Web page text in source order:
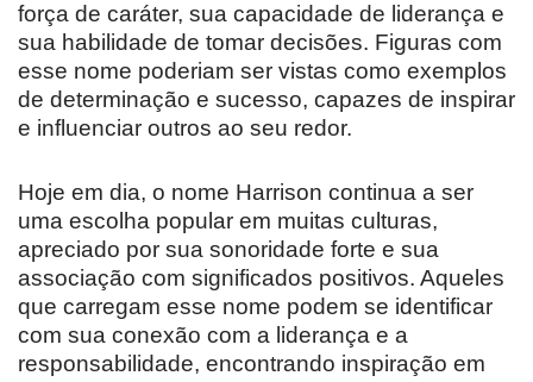
força de caráter, sua capacidade de liderança e
sua habilidade de tomar decisões. Figuras com
esse nome poderiam ser vistas como exemplos
de determinação e sucesso, capazes de inspirar
e influenciar outros ao seu redor.
Hoje em dia, o nome Harrison continua a ser
uma escolha popular em muitas culturas,
apreciado por sua sonoridade forte e sua
associação com significados positivos. Aqueles
que carregam esse nome podem se identificar
com sua conexão com a liderança e a
responsabilidade, encontrando inspiração em